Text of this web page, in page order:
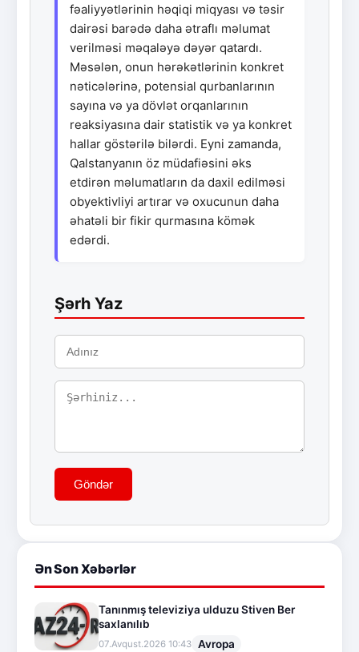
fəaliyyətlərinin həqiqi miqyası və təsir
dairəsi barədə daha ətraflı məlumat
verilməsi məqaləyə dəyər qatardı.
Məsələn, onun hərəkətlərinin konkret
nəticələrinə, potensial qurbanlarının
sayına və ya dövlət orqanlarının
reaksiyasına dair statistik və ya konkret
hallar göstərilə bilərdi. Eyni zamanda,
Qalstanyanın öz müdafiəsini əks
etdirən məlumatların da daxil edilməsi
obyektivliyi artırar və oxucunun daha
əhatəli bir fikir qurmasına kömək
edərdi.
Şərh Yaz
Göndər
Ən Son Xəbərlər
Tanınmış televiziya ulduzu Stiven Ber
saxlanılıb
07.Avqust.2026 10:43 Avropa